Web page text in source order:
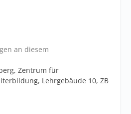
an diesem
Zentrum für
Lehrgebäude 10, ZB